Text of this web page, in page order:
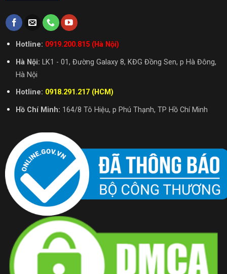
Hotline: 0919.200.815 (Hà Nội)
Hà Nội: LK1 - 01, Đường Galaxy 8, KĐG Đồng Sen, p Hà Đông,
Hà Nội
Hotline: 0918.291.217 (HCM)
Hồ Chí Minh: 164/8 Tô Hiệu, p Phú Thạnh, TP Hồ Chí Minh